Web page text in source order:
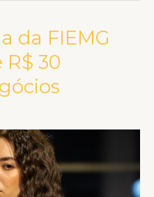
da FIEMG
30